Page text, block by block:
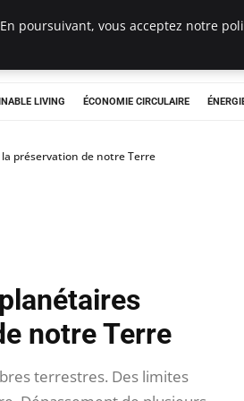
LIVING ÉCONOMIE CIRCULAIRE
préservation de notre Terre
notre Terre
terrestres. Des limites
poursuivant, vous acceptez notre